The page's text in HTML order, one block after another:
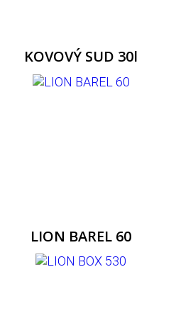
KOVOVÝ SUD 30l
LION BAREL 60